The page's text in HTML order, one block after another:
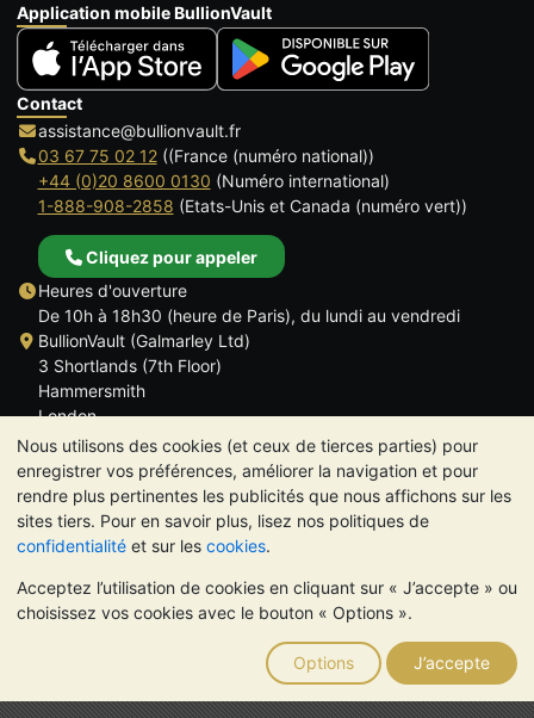
Nous utilisons des cookies (et ceux de tierces parties) pour
enregistrer vos préférences, améliorer la navigation et pour
rendre plus pertinentes les publicités que nous affichons sur les
sites tiers. Pour en savoir plus, lisez nos politiques de
confidentialité et sur les cookies.
Acceptez l’utilisation de cookies en cliquant sur « J’accepte » ou
choisissez vos cookies avec le bouton « Options ».
Options J’accepte
Application mobile BullionVault
Contact
assistance@bullionvault.fr
03 67 75 02 12((France (numéro national))
+44 (0)20 8600 0130 (Numéro international)
1-888-908-2858 (Etats-Unis et Canada (numéro vert))
Cliquez pour appeler
Heures d'ouverture
De 10h à 18h30 (heure de Paris), du lundi au vendredi
BullionVault (Galmarley Ltd)
3 Shortlands (7th Floor)
Hammersmith
London
W6 8DA
ROYAUME UNI
TrustScore 4.6 | 534 avis
VEUILLEZ NOTER: La valeur des métaux précieux peut aussi
bien baisser qu'augmenter. Les tendances historiques ne
garantissent pas l'évolution future des cours. Rien sur les sites
Internet de BullionVault ou dans ses communications ne